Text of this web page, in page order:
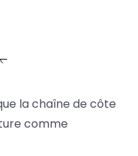
la chaîne de côte
comme